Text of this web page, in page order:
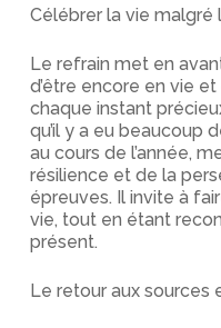
Célébrer la vie malgré
Le refrain met en
d’être encore en vie
chaque instant
qu’il y a eu beaucoup
au cours de l’année,
résilience et de la
épreuves. Il invite à
vie, tout en étant
présent.
Le retour aux sources